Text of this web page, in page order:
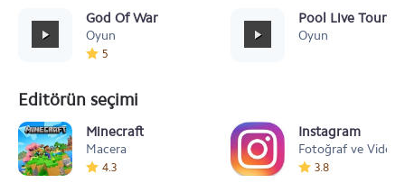
God Of War
Oyun
5
Pool Live Tour
Oyun
Editörün seçimi
Minecraft
Macera
4.3
Instagram
Fotoğraf ve Video
3.8